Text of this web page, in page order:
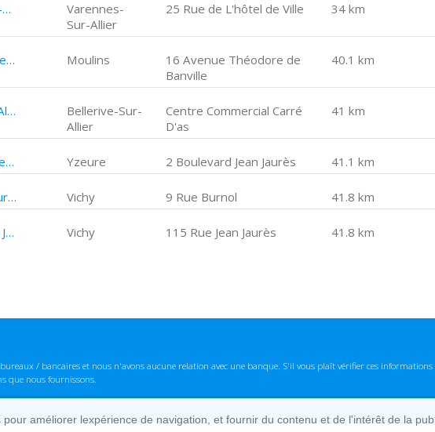
Banque Populaire Varennes-Sur-Allier 25 Rue de L'hôtel de Ville
Varennes-
Sur-Allier
25 Rue de L'hôtel de Ville 34 km
Banque Populaire Moulins 16 Avenue Théodore de Banville Moulins
16 Avenue Théodore de
Banville
40.1 km
Banque Populaire Bellerive-Sur-Allier Centre Commercial Carré D'as
Bellerive-Sur-
Allier
Centre Commercial Carré
D'as
41 km
Banque Populaire Yzeure 2 Boulevard Jean Jaurès Yzeure 2 Boulevard Jean Jaurès 41.1 km
Banque Populaire Vichy 9 Rue Burnol Vichy 9 Rue Burnol 41.8 km
Banque Populaire Vichy 115 Rue Jean Jaurès Vichy 115 Rue Jean Jaurès 41.8 km
/ bancaires et nous n'avons aucune relation avec une banque. S'il vous plaît vérifier ces
que nous fournissons.
améliorer lexpérience de navigation, et fournir du contenu et de l'intérêt de la